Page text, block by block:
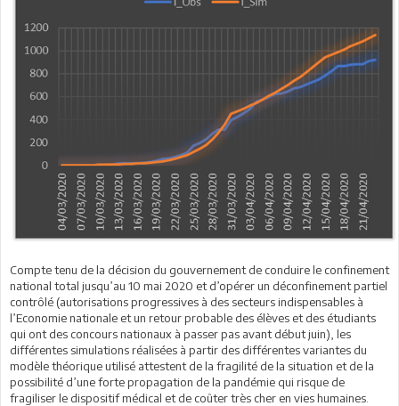
Compte tenu de la décision du gouvernement de conduire le confinement
national total jusqu’au 10 mai 2020 et d’opérer un déconfinement partiel
contrôlé (autorisations progressives à des secteurs indispensables à
l’Economie nationale et un retour probable des élèves et des étudiants
qui ont des concours nationaux à passer pas avant début juin), les
différentes simulations réalisées à partir des différentes variantes du
modèle théorique utilisé attestent de la fragilité de la situation et de la
possibilité d’une forte propagation de la pandémie qui risque de
fragiliser le dispositif médical et de coûter très cher en vies humaines.